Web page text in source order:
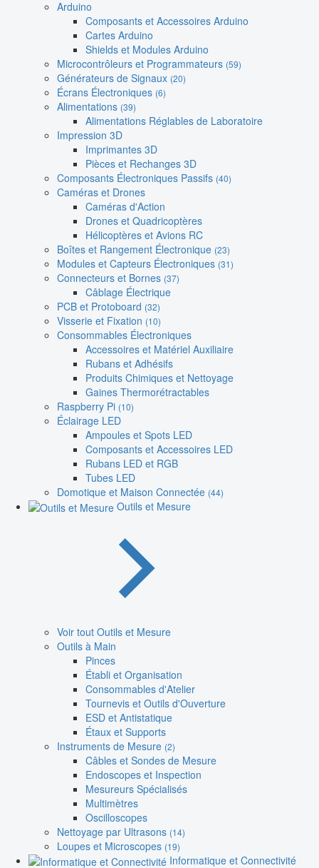
Arduino
Composants et Accessoires Arduino
Cartes Arduino
Shields et Modules Arduino
Microcontrôleurs et Programmateurs (59)
Générateurs de Signaux (20)
Écrans Électroniques (6)
Alimentations (39)
Alimentations Réglables de Laboratoire
Impression 3D
Imprimantes 3D
Pièces et Rechanges 3D
Composants Électroniques Passifs (40)
Caméras et Drones
Caméras d'Action
Drones et Quadricoptères
Hélicoptères et Avions RC
Boîtes et Rangement Électronique (23)
Modules et Capteurs Électroniques (31)
Connecteurs et Bornes (37)
Câblage Électrique
PCB et Protoboard (32)
Visserie et Fixation (10)
Consommables Électroniques
Accessoires et Matériel Auxiliaire
Rubans et Adhésifs
Produits Chimiques et Nettoyage
Gaines Thermorétractables
Raspberry Pi (10)
Éclairage LED
Ampoules et Spots LED
Composants et Accessoires LED
Rubans LED et RGB
Tubes LED
Domotique et Maison Connectée (44)
Outils et Mesure
Voir tout Outils et Mesure
Outils à Main
Pinces
Établi et Organisation
Consommables d'Atelier
Tournevis et Outils d'Ouverture
ESD et Antistatique
Étaux et Supports
Instruments de Mesure (2)
Câbles et Sondes de Mesure
Endoscopes et Inspection
Mesureurs Spécialisés
Multimètres
Oscilloscopes
Nettoyage par Ultrasons (14)
Loupes et Microscopes (19)
Informatique et Connectivité